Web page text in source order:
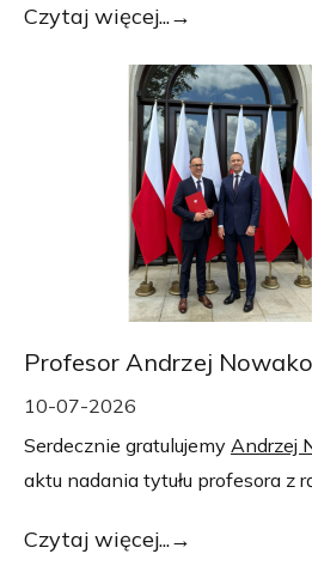
Czytaj więcej...
Profesor Andrzej
10-07-2026
Serdecznie gratulujemy Andrzej
aktu nadania tytułu profesora z
Czytaj więcej...